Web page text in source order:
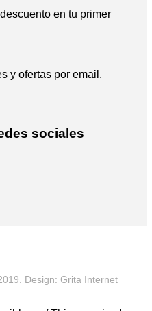
en tu primer
y ofertas por email.
sociales
Design: Grita Internet